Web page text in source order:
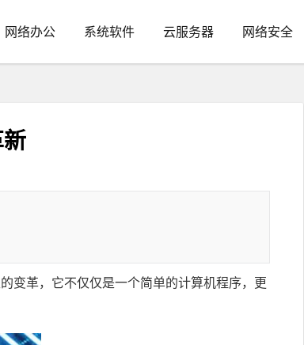
网络办公 系统软件 云服务器 网络安全
变革，它不仅仅是一个简单的计算机程序，更